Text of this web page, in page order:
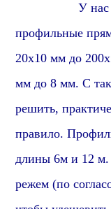
У нас Вы
профильные
20х10 мм до 200х
мм до 8 мм. С
решить,
правило.
длины 6м и 12
режем (по